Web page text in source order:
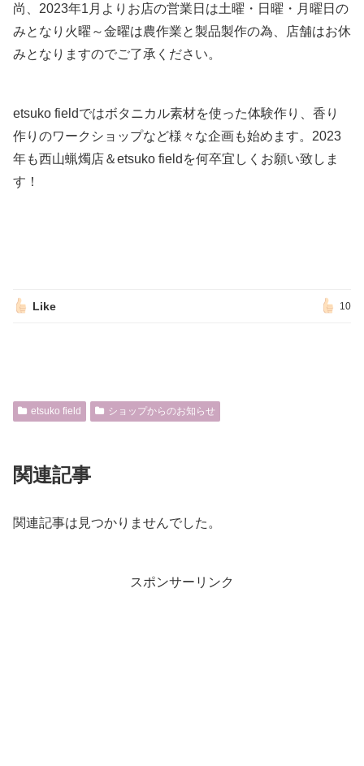
尚、2023年1月よりお店の営業日は土曜・日曜・月曜日の
みとなり火曜～金曜は農作業と製品製作の為、店舗はお休
みとなりますのでご了承ください。
etsuko fieldではボタニカル素材を使った体験作り、香り
作りのワークショップなど様々な企画も始めます。2023
年も西山蝋燭店＆etsuko fieldを何卒宜しくお願い致しま
す！
Like 10
etsuko field ショップからのお知らせ
関連記事
関連記事は見つかりませんでした。
スポンサーリンク